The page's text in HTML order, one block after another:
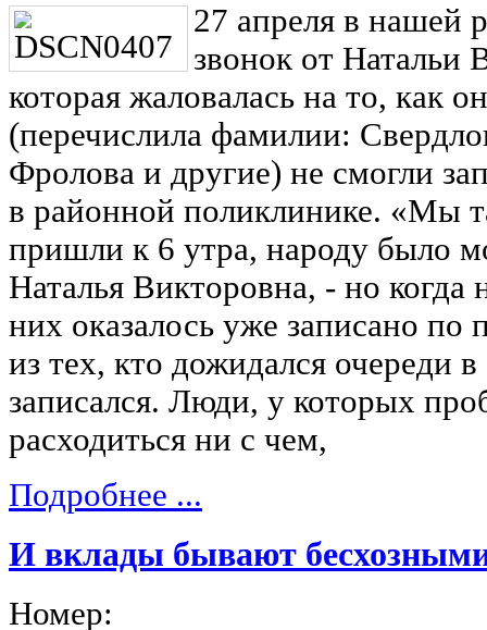
27 апреля в нашей
звонок от Натальи
которая жаловалась на то, как
(перечислила фамилии:
Фролова и другие) не смогли
в районной поликлинике. «Мы
пришли к 6 утра, народу было
Наталья Викторовна, - но
них оказалось уже записано по
из тех, кто дожидался очереди
записался. Люди, у которых
расходиться ни с чем,
Подробнее ...
И вклады бывают
Номер: